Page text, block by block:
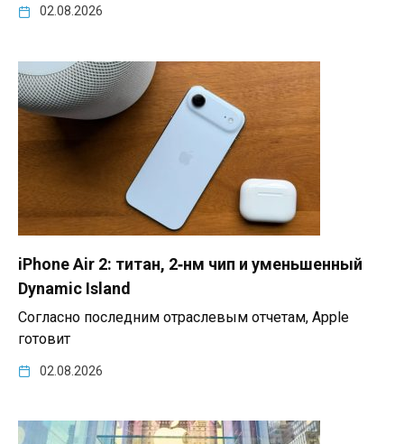
02.08.2026
iPhone Air 2: титан, 2‑нм чип и уменьшенный
Dynamic Island
Согласно последним отраслевым отчетам, Apple
готовит
02.08.2026